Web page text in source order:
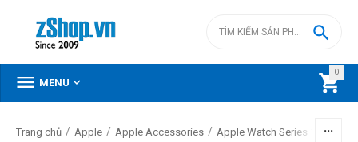
0


 MENU 
Trang chủ / Apple / Apple Accessories / Apple Watch Series 11 2025